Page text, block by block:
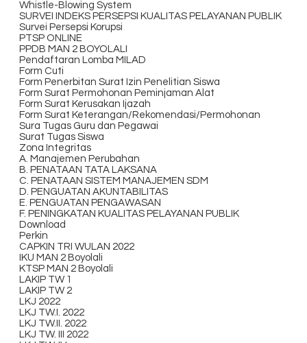
Whistle-Blowing System
SURVEI INDEKS PERSEPSI KUALITAS PELAYANAN PUBLIK
Survei Persepsi Korupsi
PTSP ONLINE
PPDB MAN 2 BOYOLALI
Pendaftaran Lomba MILAD
Form Cuti
Form Penerbitan Surat Izin Penelitian Siswa
Form Surat Permohonan Peminjaman Alat
Form Surat Kerusakan Ijazah
Form Surat Keterangan/Rekomendasi/Permohonan
Sura Tugas Guru dan Pegawai
Surat Tugas Siswa
Zona Integritas
A. Manajemen Perubahan
B. PENATAAN TATA LAKSANA
C. PENATAAN SISTEM MANAJEMEN SDM
D. PENGUATAN AKUNTABILITAS
E. PENGUATAN PENGAWASAN
F. PENINGKATAN KUALITAS PELAYANAN PUBLIK
Download
Perkin
CAPKIN TRI WULAN 2022
IKU MAN 2 Boyolali
KTSP MAN 2 Boyolali
LAKIP TW 1
LAKIP TW 2
LKJ 2022
LKJ TW.I. 2022
LKJ TW.II. 2022
LKJ TW. III 2022